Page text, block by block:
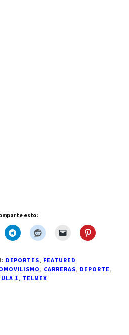
esto:
DEPORTES, FEATURED
, CARRERAS, DEPORTE ,
1, TELMEX